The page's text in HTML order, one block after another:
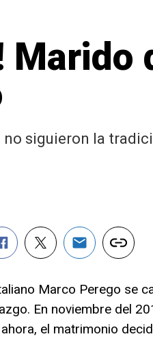
Marido
no siguieron la
Marco Perego se
En noviembre del
el matrimonio